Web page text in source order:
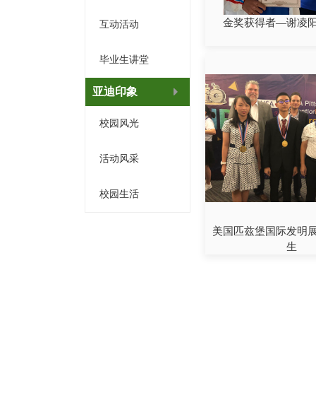
互动活动
毕业生讲堂
亚迪印象
校园风光
活动风采
校园生活
金奖获得者—谢凌
美国匹兹堡国际发明
生